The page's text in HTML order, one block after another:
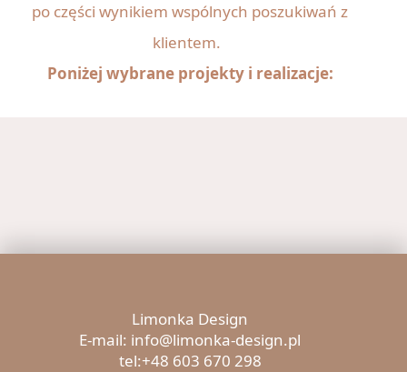
po części wynikiem wspólnych poszukiwań z
klientem.
Poniżej wybrane projekty i realizacje:
Limonka Design
E-mail: info@limonka-design.pl
tel:+48 603 670 298